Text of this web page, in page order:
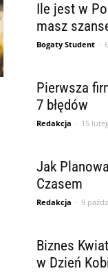
Ile jest w
masz
Bogaty Student -
Pierwsza
7 błędów
Redakcja - 15
Jak
Czasem
Redakcja - 9
Biznes
w Dzień